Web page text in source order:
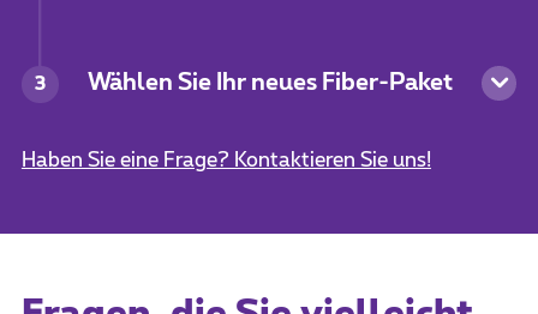
3 Wählen Sie Ihr neues Fiber-Paket
Haben Sie eine Frage? Kontaktieren Sie uns!